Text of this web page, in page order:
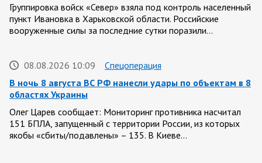
Группировка войск «Север» взяла под контроль населенный
пункт Ивановка в Харьковской области. Российские
вооруженные силы за последние сутки поразили…
08.08.2026 10:09
Спецоперация
В ночь 8 августа ВС РФ нанесли удары по объектам в 8
областях Украины
Олег Царев сообщает: Мониторинг противника насчитал
151 БПЛА, запущенный с территории России, из которых
якобы «сбиты/подавлены» – 135. В Киеве…